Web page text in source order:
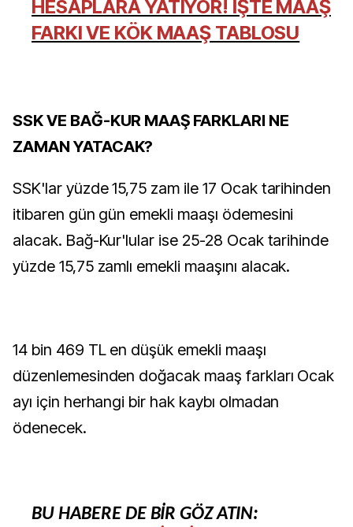
HESAPLARA YATIYOR! İŞTE MAAŞ
FARKI VE KÖK MAAŞ TABLOSU
SSK VE BAĞ-KUR MAAŞ FARKLARI NE
ZAMAN YATACAK?
SSK'lar yüzde 15,75 zam ile 17 Ocak tarihinden
itibaren gün gün emekli maaşı ödemesini
alacak. Bağ-Kur'lular ise 25-28 Ocak tarihinde
yüzde 15,75 zamlı emekli maaşını alacak.
14 bin 469 TL en düşük emekli maaşı
düzenlemesinden doğacak maaş farkları Ocak
ayı için herhangi bir hak kaybı olmadan
ödenecek.
BU HABERE DE BİR GÖZ ATIN: